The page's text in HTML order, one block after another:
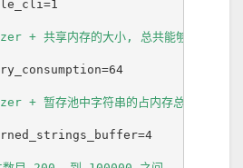
+ 共享内存的大小, 总共能够存储多少
+ 暂存池中字符串的占内存总量.(单位